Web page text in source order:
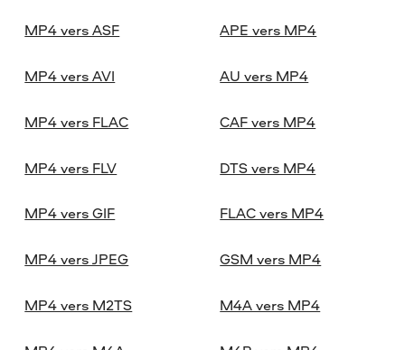
MP4 vers ASF
MP4 vers AVI
MP4 vers FLAC
MP4 vers FLV
MP4 vers GIF
MP4 vers JPEG
MP4 vers M2TS
APE vers MP4
AU vers MP4
CAF vers MP4
DTS vers MP4
FLAC vers MP4
GSM vers MP4
M4A vers MP4